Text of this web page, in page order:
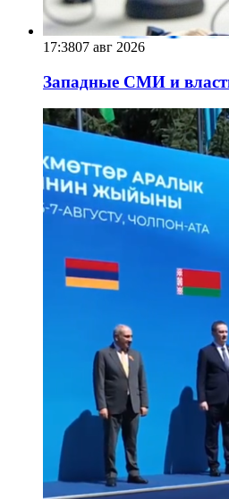
17:3807 авг 2026
Западные СМИ и